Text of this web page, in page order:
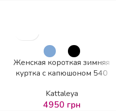
Женская короткая зимняя
куртка с капюшоном 540
Kattaleya
4950 грн